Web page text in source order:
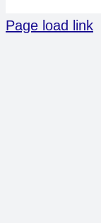
Page load link